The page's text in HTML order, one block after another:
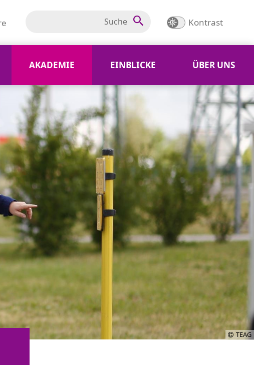
Kontrast
AKADEMIE EINBLICKE ÜBER UNS
TEAG